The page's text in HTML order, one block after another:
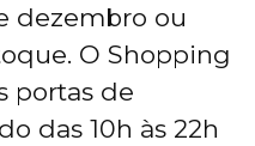
dezembro ou
O Shopping
portas de
das 10h às 22h